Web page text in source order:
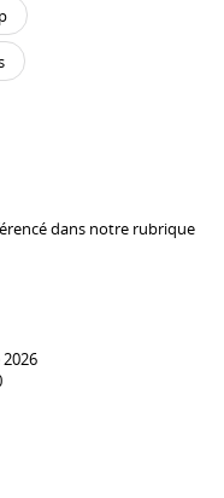
dans notre rubrique